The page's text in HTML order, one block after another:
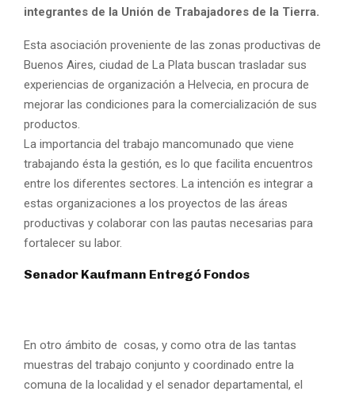
integrantes de la Unión de Trabajadores de la Tierra.
Esta asociación proveniente de las zonas productivas de
Buenos Aires, ciudad de La Plata buscan trasladar sus
experiencias de organización a Helvecia, en procura de
mejorar las condiciones para la comercialización de sus
productos.
La importancia del trabajo mancomunado que viene
trabajando ésta la gestión, es lo que facilita encuentros
entre los diferentes sectores. La intención es integrar a
estas organizaciones a los proyectos de las áreas
productivas y colaborar con las pautas necesarias para
fortalecer su labor.
Senador Kaufmann Entregó Fondos
En otro ámbito de cosas, y como otra de las tantas
muestras del trabajo conjunto y coordinado entre la
comuna de la localidad y el senador departamental, el